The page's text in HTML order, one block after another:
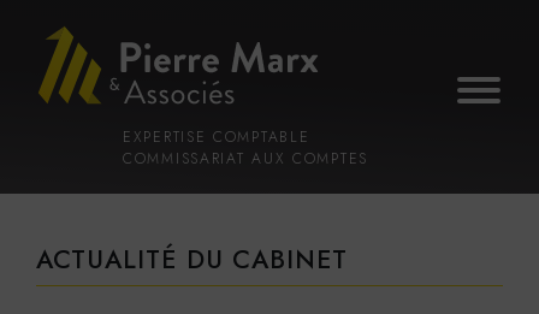
gestion
contenu
EXPERTISE COMPTABLE
COMMISSARIAT AUX COMPTES
ACTUALITÉ DU CABINET